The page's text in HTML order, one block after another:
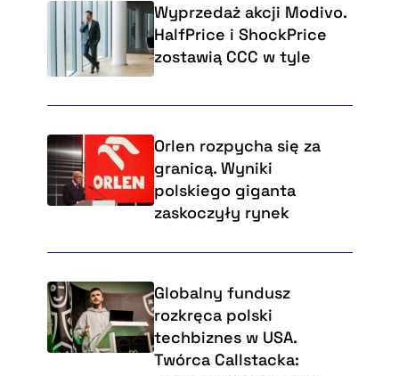
Wyprzedaż akcji Modivo.
HalfPrice i ShockPrice
zostawią CCC w tyle
Orlen rozpycha się za
granicą. Wyniki
polskiego giganta
zaskoczyły rynek
Globalny fundusz
rozkręca polski
techbiznes w USA.
Twórca Callstacka: